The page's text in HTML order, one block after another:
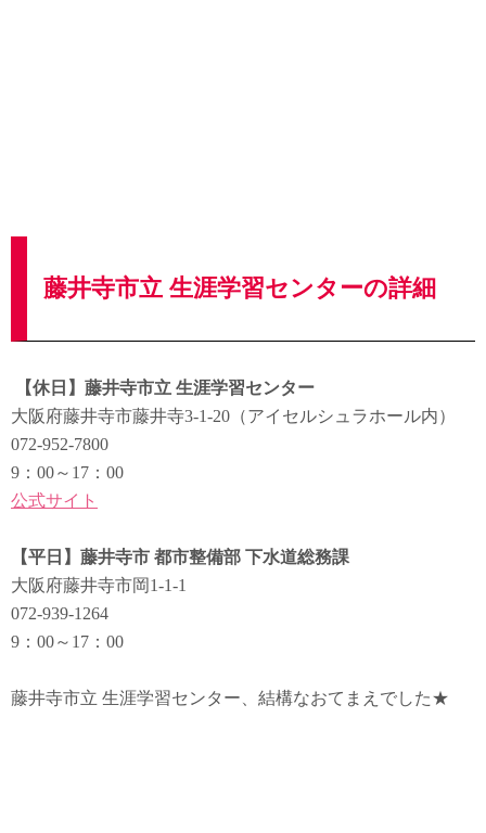
藤井寺市立 生涯学習センターの詳細
【休日】藤井寺市立 生涯学習センター
大阪府藤井寺市藤井寺3-1-20（アイセルシュラホール内）
072-952-7800
9：00～17：00
公式サイト
【平日】藤井寺市 都市整備部 下水道総務課
大阪府藤井寺市岡1-1-1
072-939-1264
9：00～17：00
藤井寺市立 生涯学習センター、結構なおてまえでした★